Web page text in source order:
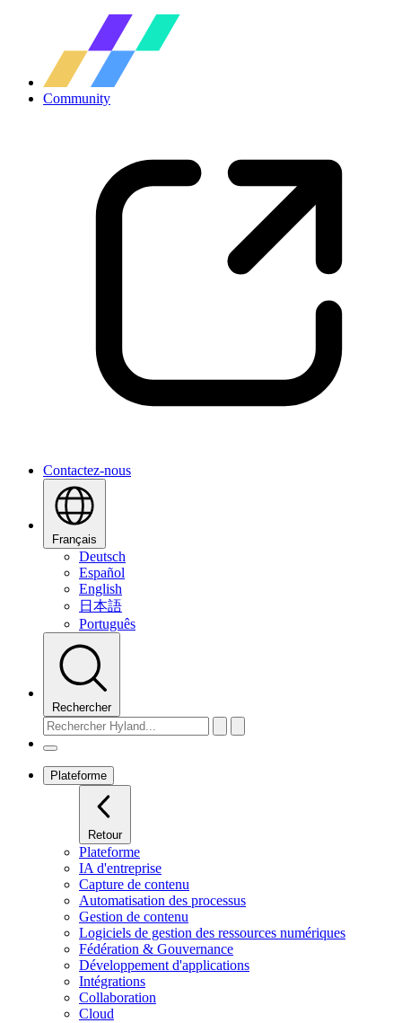
Community
Contactez-nous
Français
Deutsch
Español
English
日本語
Português
Rechercher
Plateforme
Retour
Plateforme
IA d'entreprise
Capture de contenu
Automatisation des processus
Gestion de contenu
Logiciels de gestion des ressources numériques
Fédération & Gouvernance
Développement d'applications
Intégrations
Collaboration
Cloud